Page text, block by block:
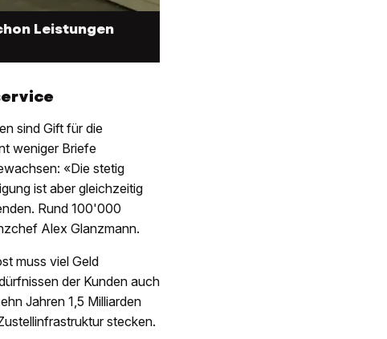
Leistungen
sind Gift für die
weniger Briefe
«Die stetig
ist aber gleichzeitig
Rund 100'000
Alex Glanzmann.
muss viel Geld
der Kunden auch
Jahren 1,5 Milliarden
stecken.